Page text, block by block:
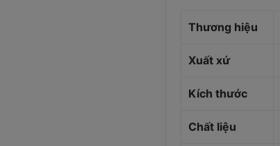
Thương hiệu
Xuất xứ
Kích thước
Chất liệu